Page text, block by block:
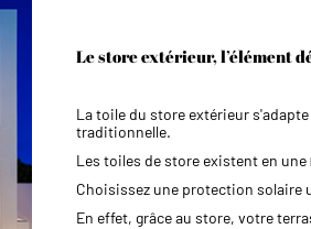
Le store extérieur, l’élément
La toile du store extérieur
traditionnelle.
Les toiles de store existent en une
Choisissez une protection solaire
En effet, grâce au store, votre